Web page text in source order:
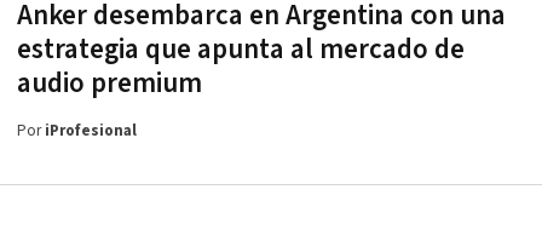
Anker desembarca en Argentina con una
estrategia que apunta al mercado de
audio premium
PoriProfesional